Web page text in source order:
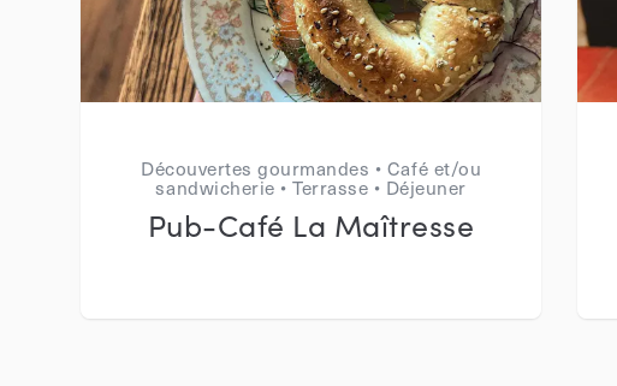
Découvertes gourmandes • Café et/ou
sandwicherie • Terrasse • Déjeuner
Pub-Café La Maîtresse